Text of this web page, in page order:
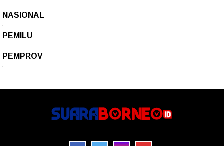
NASIONAL
PEMILU
PEMPROV